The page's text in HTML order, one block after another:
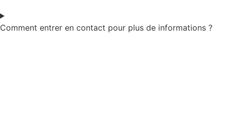
Comment entrer en contact pour plus de informations ?